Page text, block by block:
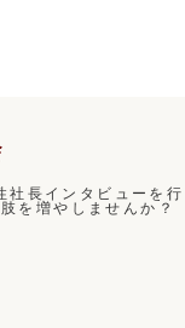
社長インタビューを行
を増やしませんか？